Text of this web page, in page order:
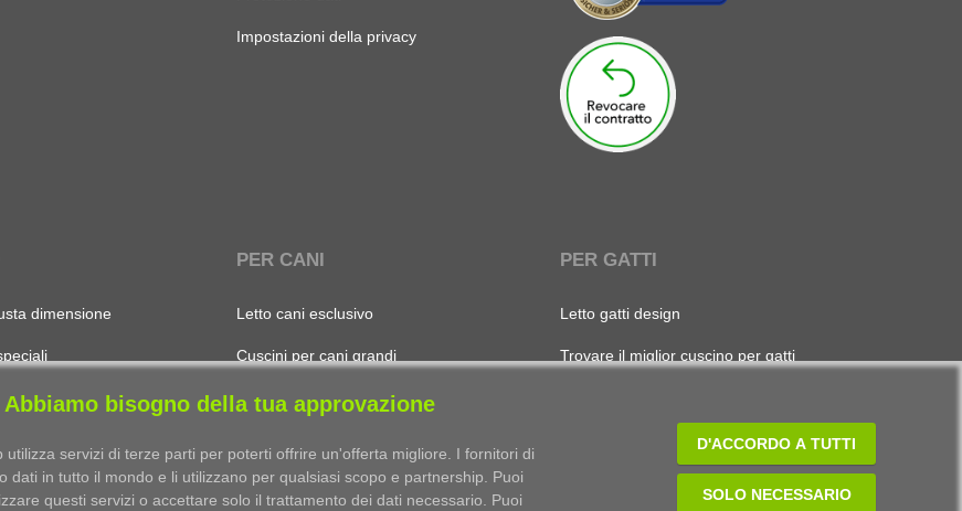
Impostazioni della privacy
dimensione
nome
PER CANI
Letto cani esclusivo
Cuscini per cani grandi
Miglior cesto per cani
I nostri migliori materassi per cani
PER GATTI
Letto gatti design
Trovare il miglior cuscino per gatti
Il letto per gatti più bello
Grotta per gatti di cui innamorarsi
Abbiamo bisogno della tua approvazione
utilizza servizi di terze parti per poterti offrire un'offerta migliore. I fornitori di
dati in tutto il mondo e li utilizzano per qualsiasi scopo e partnership. Puoi
questi servizi o accettare solo il trattamento dei dati necessario. Puoi
D'ACCORDO A TUTTI
SOLO NECESSARIO